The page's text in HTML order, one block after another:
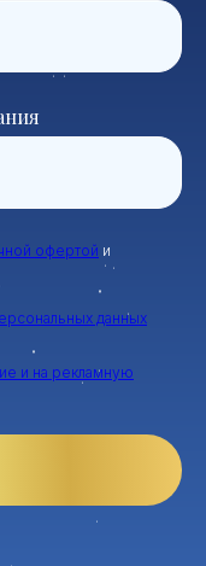
офертой и
данных
и на рекламную